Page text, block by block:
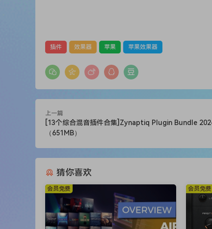
Zynaptiq 是一家德国开发商，专门从事音频分
音，Unveil，专门消除混响或 Unfilter，顾名思
是世界上第一个也是唯一一
过简单地点击 MIDI 键盘或使用我们的连
可选择同时纠正任何调整问题。
UNVEIL是一个基于实时混音的插件，它
响分量。此外，UNVEIL 允许您专注于
要的信号成分。
磁盘，甚至可以执行母带级、自由形式的
厌的伪影。减少音乐噪音，抑制高频啁啾
频 – UNCHIRP 可以一次性完成所有工作。
UNMIX ：是世界上第一个允许您在混合
插件 效果器 苹果 苹果效果器
上一篇
[13个综合混音插件合集]Zynaptiq Plugin Bundle
（651MB）
猜你喜欢
会员免费 会员免费